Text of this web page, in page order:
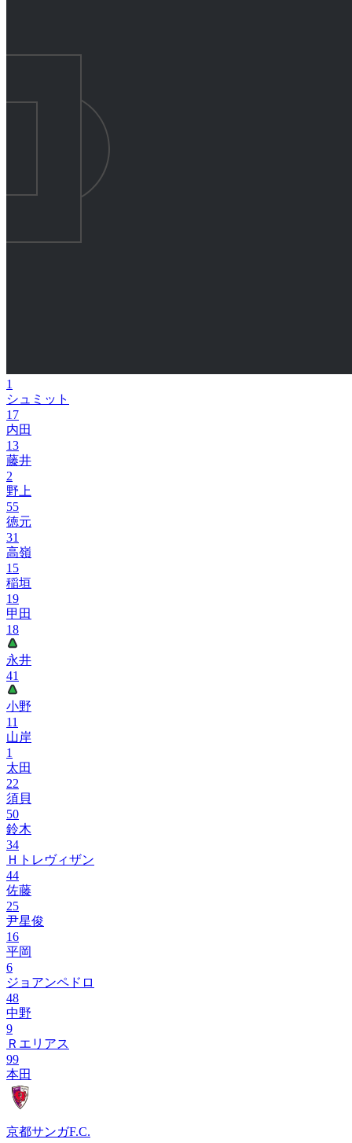
1
シュミット
17
内田
13
藤井
2
野上
55
徳元
31
高嶺
15
稲垣
19
甲田
18
永井
41
小野
11
山岸
1
太田
22
須貝
50
鈴木
34
Ｈトレヴィザン
44
佐藤
25
尹星俊
16
平岡
6
ジョアンペドロ
48
中野
9
Ｒエリアス
99
本田
京都サンガF.C.